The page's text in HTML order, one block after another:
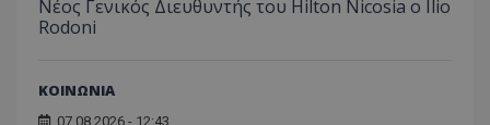
Νέος Γενικός Διευθυντής του Hilton Nicosia ο Ilio
Rodoni
ΚΟΙΝΩΝΙΑ
07.08.2026 - 12:43